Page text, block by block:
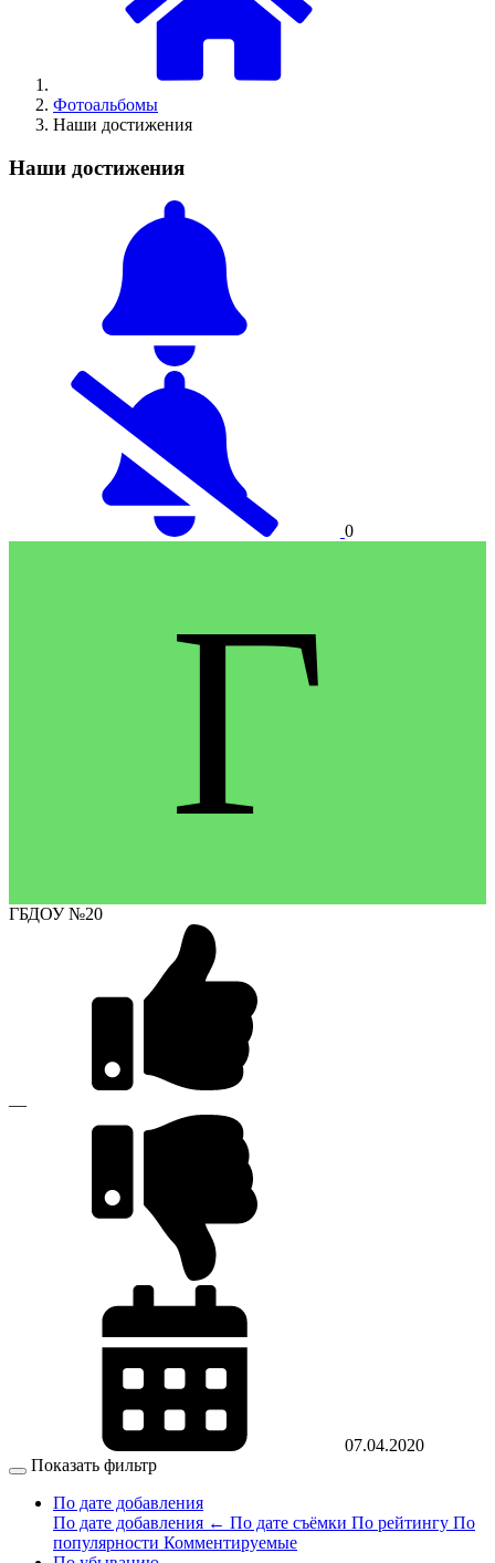
Фотоальбомы
Наши достижения
Наши достижения
0
Г
ГБДОУ №20
—
07.04.2020
Показать фильтр
По дате добавления
По дате добавления ← По дате съёмки По рейтингу По
популярности Комментируемые